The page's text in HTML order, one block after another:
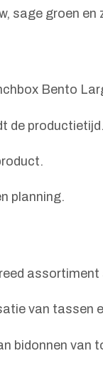
sage groen en
Bento
de productietijd.
planning.
van tassen
bidonnen van